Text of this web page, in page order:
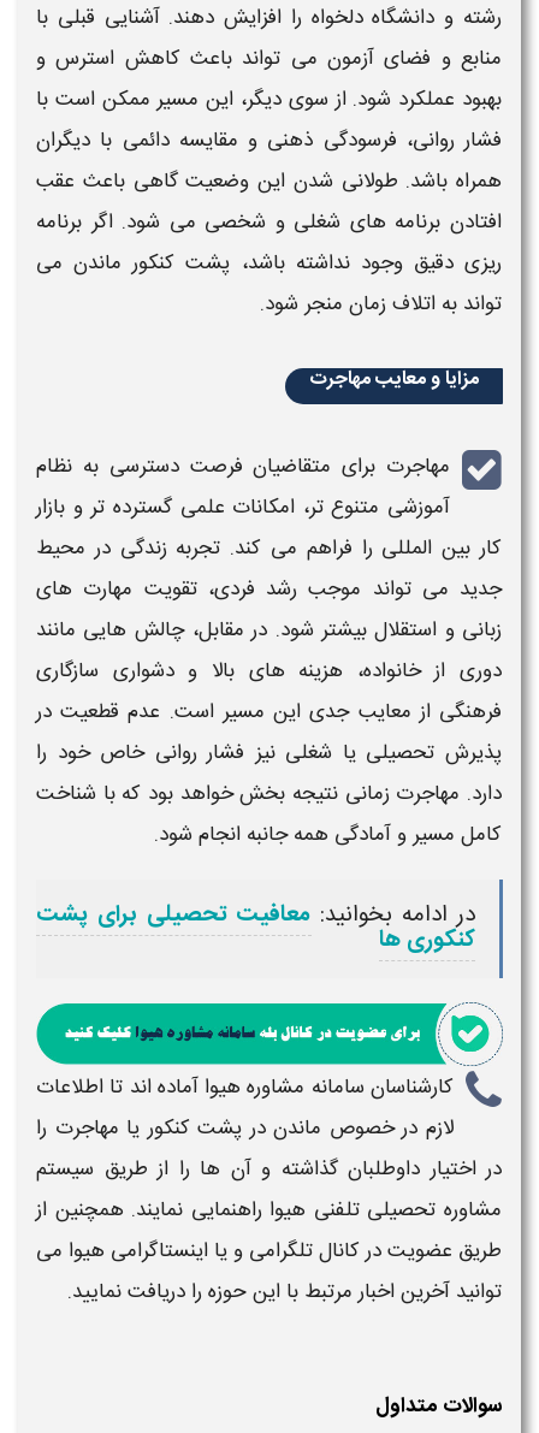
رشته و دانشگاه دلخواه را افزایش دهند. آشنایی قبلی با
منابع و فضای آزمون می تواند باعث کاهش استرس و
بهبود عملکرد شود. از سوی دیگر، این مسیر ممکن است با
فشار روانی، فرسودگی ذهنی و مقایسه دائمی با دیگران
همراه باشد. طولانی شدن این وضعیت گاهی باعث عقب
افتادن برنامه های شغلی و شخصی می شود. اگر برنامه
ریزی دقیق وجود نداشته باشد، پشت کنکور ماندنمی
تواند به اتلاف زمان منجر شود.
مزایا و معایب مهاجرت
مهاجرت برای متقاضیان فرصت دسترسی به نظام
آموزشی متنوع تر، امکانات علمی گسترده تر و بازار
کار بین المللی را فراهم می کند. تجربه زندگی در محیط
جدید می تواند موجب رشد فردی، تقویت مهارت های
زبانی و استقلال بیشتر شود. در مقابل، چالش هایی مانند
دوری از خانواده، هزینه های بالا و دشواری سازگاری
فرهنگی از معایب جدی این مسیر است. عدم قطعیت در
پذیرش تحصیلی یا شغلی نیز فشار روانی خاص خود را
دارد. مهاجرت زمانی نتیجه بخش خواهد بود که با شناخت
کامل مسیر و آمادگی همه جانبه انجام شود.
در ادامه بخوانید: معافیت تحصیلی برای پشت
کنکوری ها
کارشناسان سامانه مشاوره هیوا آماده اند تا اطلاعات
لازم در خصوص ماندن در پشت کنکور یا مهاجرت را
در اختیار داوطلبان گذاشته و آن ها را از طریق سیستم
مشاوره تحصیلی تلفنی هیوا راهنمایی نمایند. همچنین از
طریق عضویت در کانال تلگرامی و یا اینستاگرامی هیوا می
توانید آخرین اخبار مرتبط با این حوزه را دریافت نمایید.
سوالات متداول